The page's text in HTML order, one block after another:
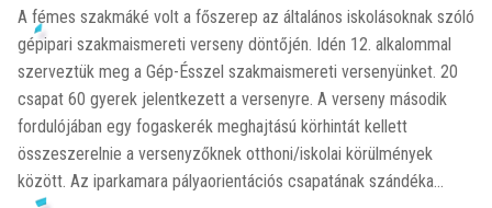
A fémes szakmáké volt a főszerep az általános iskolásoknak szóló
gépipari szakmaismereti verseny döntőjén. Idén 12. alkalommal
szerveztük meg a Gép-Ésszel szakmaismereti versenyünket. 20
csapat 60 gyerek jelentkezett a versenyre. A verseny második
fordulójában egy fogaskerék meghajtású körhintát kellett
összeszerelnie a versenyzőknek otthoni/iskolai körülmények
között. Az iparkamara pályaorientációs csapatának szándéka…